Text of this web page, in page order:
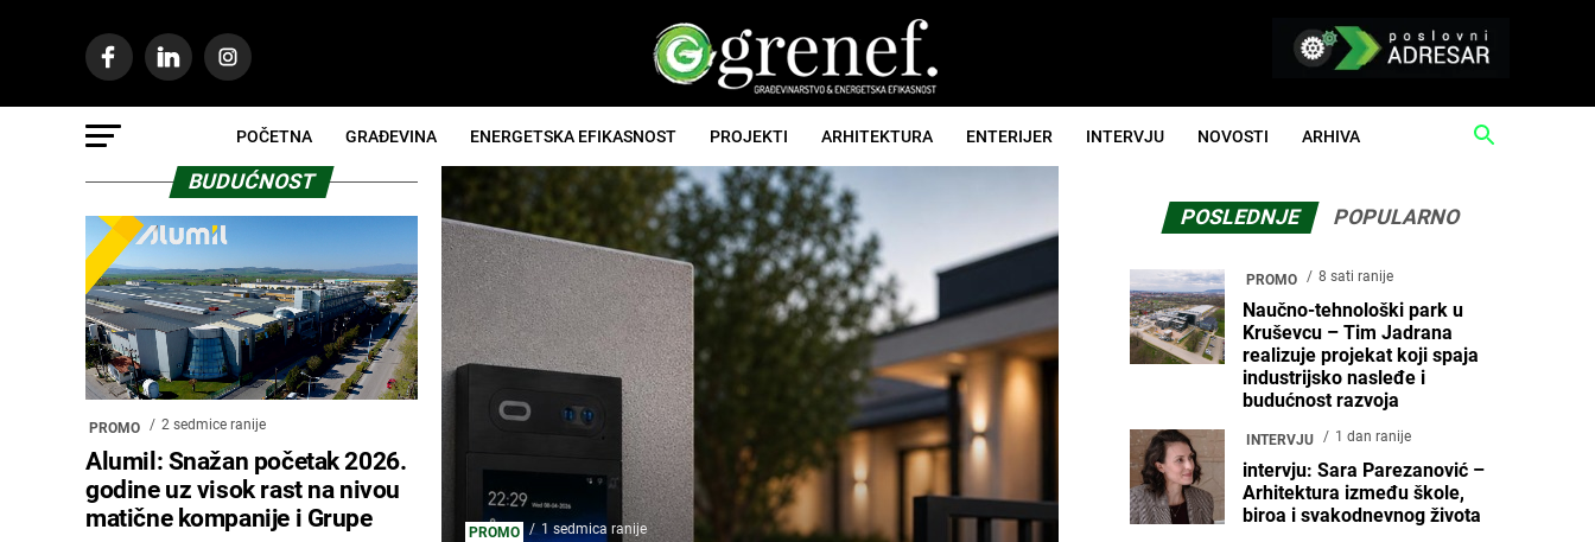
POČETNA GRAĐEVINA ENERGETSKA EFIKASNOST PROJEKTI ARHITEKTURA ENTERIJER INTERVJU NOVOSTI ARHIVA
PROMO 1 sedmica ranije
BUDUĆNOST
PROMO 2 sedmice ranije
Alumil: Snažan početak 2026.
godine uz visok rast na nivou
matične kompanije i Grupe
POSLEDNJE POPULARNO
PROMO 8 sati ranije
Naučno-tehnološki park u
Kruševcu – Tim Jadrana
realizuje projekat koji spaja
industrijsko nasleđe i
budućnost razvoja
INTERVJU 1 dan ranije
intervju: Sara Parezanović –
Arhitektura između škole,
biroa i svakodnevnog života